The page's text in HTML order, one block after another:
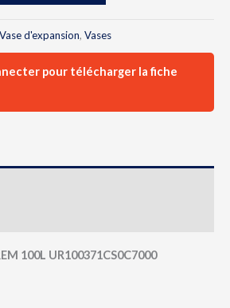
Vase d'expansion, Vases
pour télécharger la fiche
100L UR100371CS0C7000